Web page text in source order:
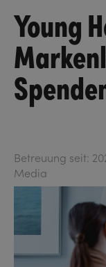
Young
Betreuung seit:
Media